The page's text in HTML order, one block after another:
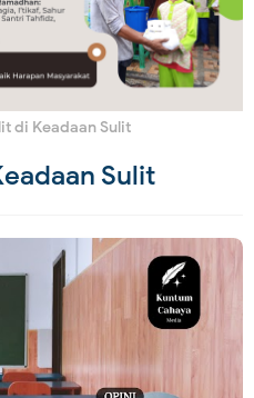
di Keadaan Sulit
Sulit